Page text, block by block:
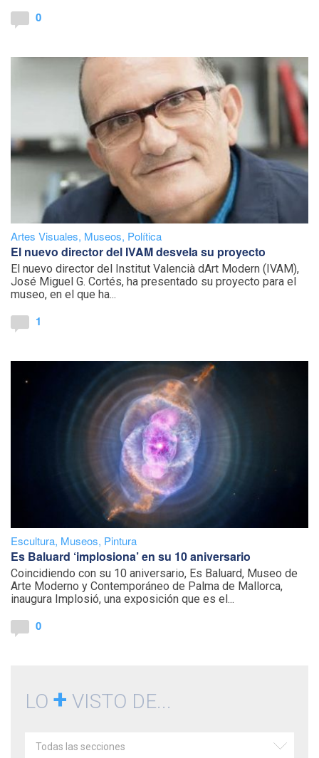
0
Artes Visuales, Museos, Política
El nuevo director del IVAM desvela su proyecto
El nuevo director del Institut Valencià dArt Modern (IVAM),
José Miguel G. Cortés, ha presentado su proyecto para el
museo, en el que ha...
1
Escultura, Museos, Pintura
Es Baluard ‘implosiona’ en su 10 aniversario
Coincidiendo con su 10 aniversario, Es Baluard, Museo de
Arte Moderno y Contemporáneo de Palma de Mallorca,
inaugura Implosió, una exposición que es el...
0
LO + VISTO DE...
Todas las secciones